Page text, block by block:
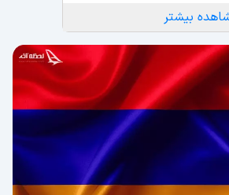
بیشتر